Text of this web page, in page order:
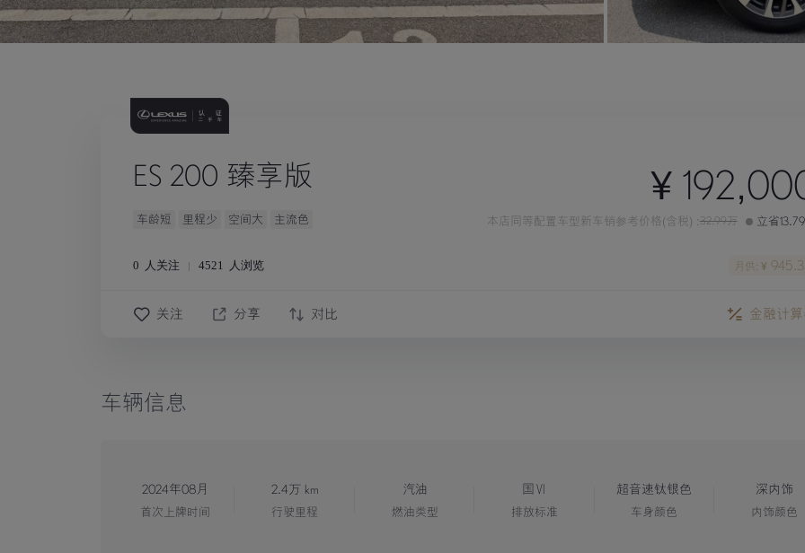
ES 200 臻享版 ¥
车龄短 里程少 空间大 主流色 本店同等配置车型新车销参考价格(含税) :32.99万 立省
0 人关注 4521 人浏览 月供: ¥
关注 分享 对比 金融计
车辆信息
2024年08月
首次上牌时间
2.4万 km
行驶里程
汽油
燃油类型
国Ⅵ
排放标准
超音速钛银色
车身颜色
深内饰
内饰颜色